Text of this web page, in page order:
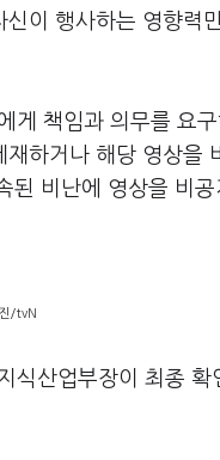
이 행사하는 영향력
게 책임과 의무를 요
하거나 해당 영상을
된 비난에 영상을 비
/tvN
산업부장이 최종 확